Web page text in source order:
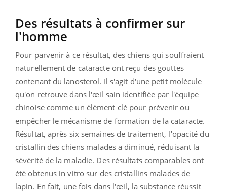
Des résultats à confirmer sur
l'homme
Pour parvenir à ce résultat, des chiens qui souffraient
naturellement de cataracte ont reçu des gouttes
contenant du lanosterol. Il s'agit d'une petit molécule
qu'on retrouve dans l'œil sain identifiée par l'équipe
chinoise comme un élément clé pour prévenir ou
empêcher le mécanisme de formation de la cataracte.
Résultat, après six semaines de traitement, l'opacité du
cristallin des chiens malades a diminué, réduisant la
sévérité de la maladie. Des résultats comparables ont
été obtenus in vitro sur des cristallins malades de
lapin. En fait, une fois dans l'œil, la substance réussit